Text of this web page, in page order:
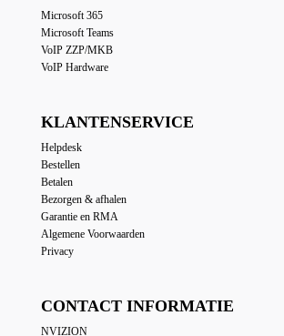
Microsoft 365
Microsoft Teams
VoIP ZZP/MKB
VoIP Hardware
KLANTENSERVICE
Helpdesk
Bestellen
Betalen
Bezorgen & afhalen
Garantie en RMA
Algemene Voorwaarden
Privacy
CONTACT INFORMATIE
NVIZION